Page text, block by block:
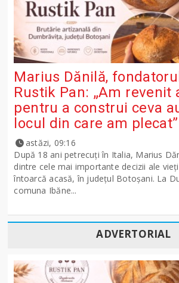
Marius Dănilă,
Rustik Pan: „Am revenit
pentru a construi ceva
locul din care am plecat”
astăzi, 09:16
După 18 ani petrecuți în Italia, Marius
dintre cele mai importante decizii ale
întoarcă acasă, în județul Botoșani. La
comuna Ibăne...
ADVERTORIAL